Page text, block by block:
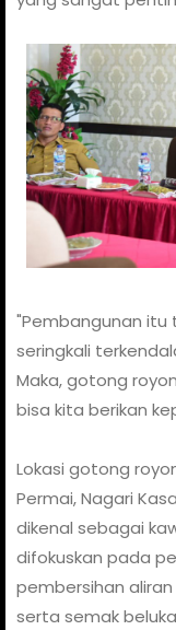
"Pembangunan itu
seringkali
Maka, gotong
bisa kita berikan
Lokasi gotong
Permai, Nagari
dikenal sebagai
difokuskan pada
pembersihan
serta semak